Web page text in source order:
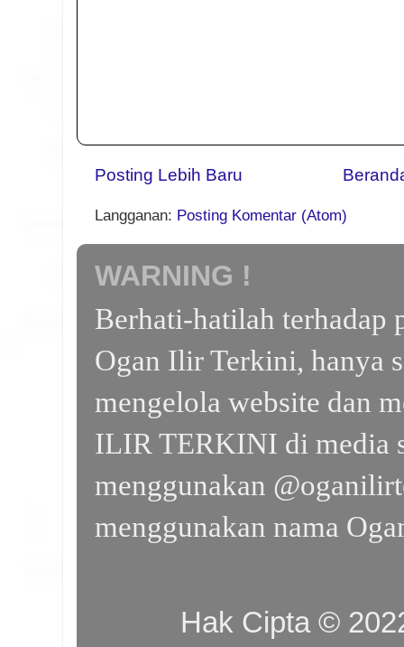
Posting Lebih Baru
Langganan: Posting Komentar (Atom)
WARNING !
Berhati-hatilah terhadap
Ogan Ilir Terkini, hanya
mengelola website dan
ILIR TERKINI di media
menggunakan
menggunakan nama
Hak Cipta ©